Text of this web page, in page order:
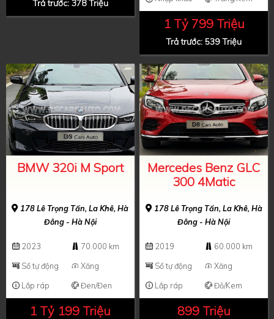
Trả trước: 378 Triệu
1 Tỷ 799 Triệu
Trả trước: 539 Triệu
BMW 320i M Sport
178 Lê Trọng Tấn, La Khê, Hà
Đông - Hà Nội
2023
70.000 km
Số tự động
Xăng
Lắp ráp
Đen/Đen
1 Tỷ 199 Triệu
Mercedes Benz GLC
300 4Matic
178 Lê Trọng Tấn, La Khê, Hà
Đông - Hà Nội
2019
60.000 km
Số tự động
Xăng
Lắp ráp
Đỏ/Kem
899 Triệu